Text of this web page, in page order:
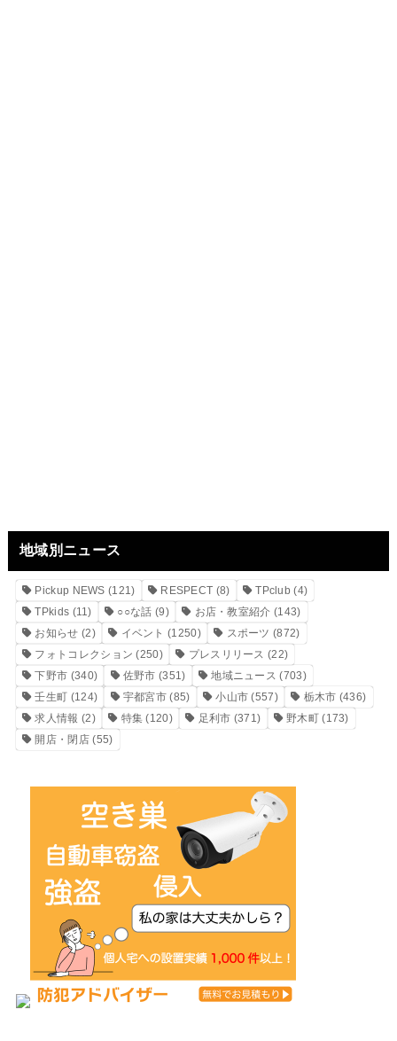
地域別ニュース
Pickup NEWS (121) RESPECT (8) TPclub (4)
TPkids (11) ○○な話 (9) お店・教室紹介 (143)
お知らせ (2) イベント (1250) スポーツ (872)
フォトコレクション (250) プレスリリース (22)
下野市 (340) 佐野市 (351) 地域ニュース (703)
壬生町 (124) 宇都宮市 (85) 小山市 (557) 栃木市 (436)
求人情報 (2) 特集 (120) 足利市 (371) 野木町(173)
開店・閉店(55)